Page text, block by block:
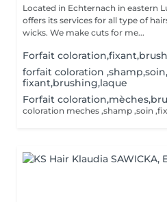
Located in Echternach in eastern
offers its services for all type of
wicks. We make cuts for me...
Forfait
forfait coloration
fixant,brushing,laque
Forfait
coloration meches ,shamp ,soin